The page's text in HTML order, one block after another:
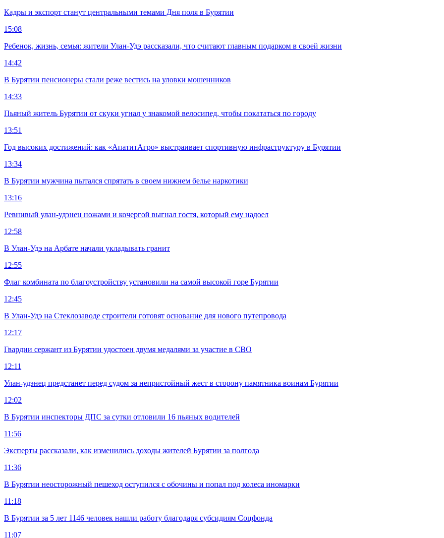
Кадры и экспорт станут центральными темами Дня поля в Бурятии
15:08
Ребенок, жизнь, семья: жители Улан-Удэ рассказали, что считают главным подарком в своей жизни
14:42
В Бурятии пенсионеры стали реже вестись на уловки мошенников
14:33
Пьяный житель Бурятии от скуки угнал у знакомой велосипед, чтобы покататься по городу
13:51
Год высоких достижений: как «АпатитАгро» выстраивает спортивную инфраструктуру в Бурятии
13:34
В Бурятии мужчина пытался спрятать в своем нижнем белье наркотики
13:16
Ревнивый улан-удэнец ножами и кочергой выгнал гостя, который ему надоел
12:58
В Улан-Удэ на Арбате начали укладывать гранит
12:55
Флаг комбината по благоустройству установили на самой высокой горе Бурятии
12:45
В Улан-Удэ на Стеклозаводе строители готовят основание для нового путепровода
12:17
Гвардии сержант из Бурятии удостоен двумя медалями за участие в СВО
12:11
Улан-удэнец предстанет перед судом за непристойный жест в сторону памятника воинам Бурятии
12:02
В Бурятии инспекторы ДПС за сутки отловили 16 пьяных водителей
11:56
Эксперты рассказали, как изменились доходы жителей Бурятии за полгода
11:36
В Бурятии неосторожный пешеход оступился с обочины и попал под колеса иномарки
11:18
В Бурятии за 5 лет 1146 человек нашли работу благодаря субсидиям Соцфонда
11:07